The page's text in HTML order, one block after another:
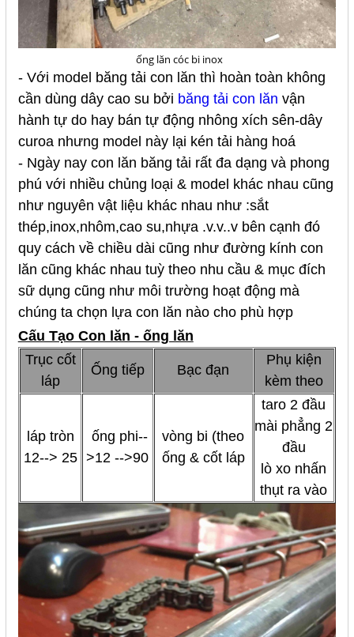
ống lăn cóc bi inox
- Với model băng tải con lăn thì hoàn toàn không
cần dùng dây cao su bởi băng tải con lăn vận
hành tự do hay bán tự động nhông xích sên-dây
curoa nhưng model này lại kén tải hàng hoá
- Ngày nay con lăn băng tải rất đa dạng và phong
phú với nhiều chủng loại & model khác nhau cũng
như nguyên vật liệu khác nhau như :sắt
thép,inox,nhôm,cao su,nhựa .v.v..v bên cạnh đó
quy cách về chiều dài cũng như đường kính con
lăn cũng khác nhau tuỳ theo nhu cầu & mục đích
sữ dụng cũng như môi trường hoạt động mà
chúng ta chọn lựa con lăn nào cho phù hợp
Cấu Tạo Con lăn - ống lăn
Trục cốt
láp
Ống tiếp Bạc đạn
Phụ kiện
kèm theo
láp tròn
12--> 25
ống phi--
>12 -->90
vòng bi (theo
ống & cốt láp
taro 2 đầu
mài phẳng 2
đầu
lò xo nhấn
thụt ra vào